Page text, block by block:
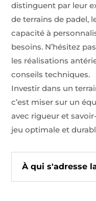
distinguent par leur
de terrains de padel,
capacité à
besoins. N’hésitez
les réalisations
conseils techniques.
Investir dans un
c’est miser sur un
avec rigueur et
jeu optimale et
À qui s'adresse